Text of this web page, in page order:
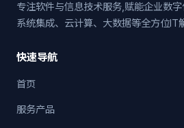
专注软件与信息技术服务,赋能企业数字
系统集成、云计算、大数据等全方位IT
快速导航
首页
服务产品